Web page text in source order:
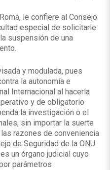
le confiere al Consejo
especial de solicitarle
suspensión de una
y modulada, pues
la autonomía e
Internacional al hacerla
y de obligatorio
la investigación o el
sin importar la suerte
razones de conveniencia
de Seguridad de la ONU
un órgano judicial cuyo
parámetros